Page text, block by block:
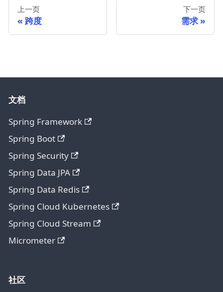
上一页
跨度
下一页
需求
文档
Spring Framework
Spring Boot
Spring Security
Spring Data JPA
Spring Data Redis
Spring Cloud Kubernetes
Spring Cloud Stream
Micrometer
社区